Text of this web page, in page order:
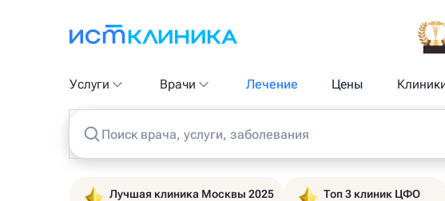
Услуги Врачи Лечение Цены
Поиск врача, услуги, заболевания
Лучшая клиника Москвы 2025 Топ 3 клиник ЦФО